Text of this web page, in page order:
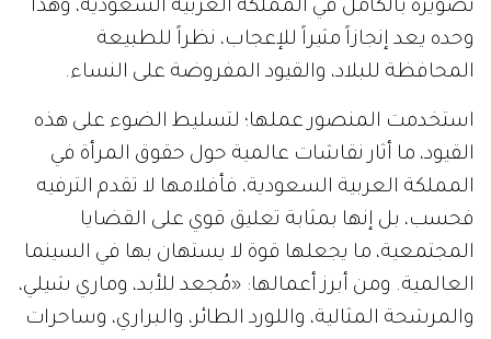
تصويره بالكامل في المملكة العربية السعودية، وهذا
وحده يعد إنجازاً مثيراً للإعجاب، نظراً للطبيعة
المحافظة للبلاد، والقيود المفروضة على النساء.
استخدمت المنصور عملها؛ لتسليط الضوء على هذه
القيود، ما أثار نقاشات عالمية حول حقوق المرأة في
المملكة العربية السعودية، فأفلامها لا تقدم الترفيه
فحسب، بل إنها بمثابة تعليق قوي على القضايا
المجتمعية، ما يجعلها قوة لا يستهان بها في السينما
العالمية. ومن أبرز أعمالها: «مُجعد للأبد، وماري شيلي،
والمرشحة المثالية، واللورد الطائر، والبراري، وساحرات